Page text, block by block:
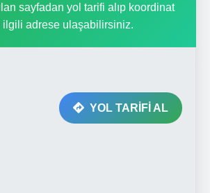
sayfadan yol tarifi alıp koordinat
ilgili adrese ulaşabilirsiniz.
YOL TARİFİ AL